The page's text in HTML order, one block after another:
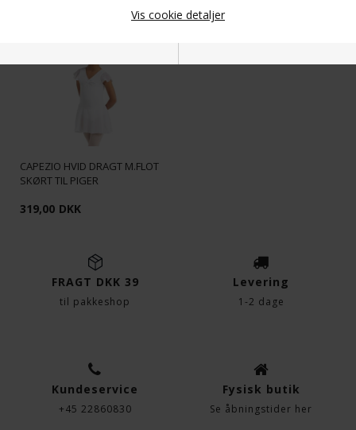
Vis cookie detaljer
Nødvendige
Funktionelle
CAPEZIO HVID DRAGT M.FLOT
SKØRT TIL PIGER
319,00 DKK
FRAGT DKK 39
til pakkeshop
Levering
1-2 dage
Kundeservice
+45 22860830
Fysisk butik
Se åbningstider her